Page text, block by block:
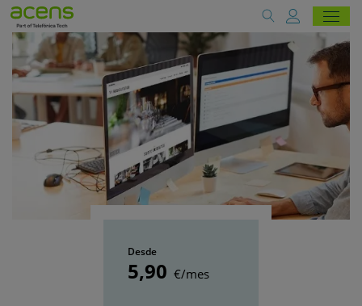
Desde
5,90 €/mes